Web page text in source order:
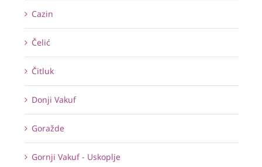
Cazin
Čelić
Čitluk
Donji Vakuf
Goražde
Gornji Vakuf - Uskoplje